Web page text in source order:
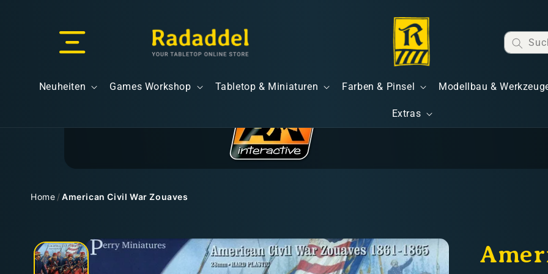
Neuheiten Games Workshop Tabletop & Miniaturen Farben & Pinsel Modellbau &
Extras
Home /American Civil War Zouaves
Zu
Produktinformationen
springen
Kostenloser Versand